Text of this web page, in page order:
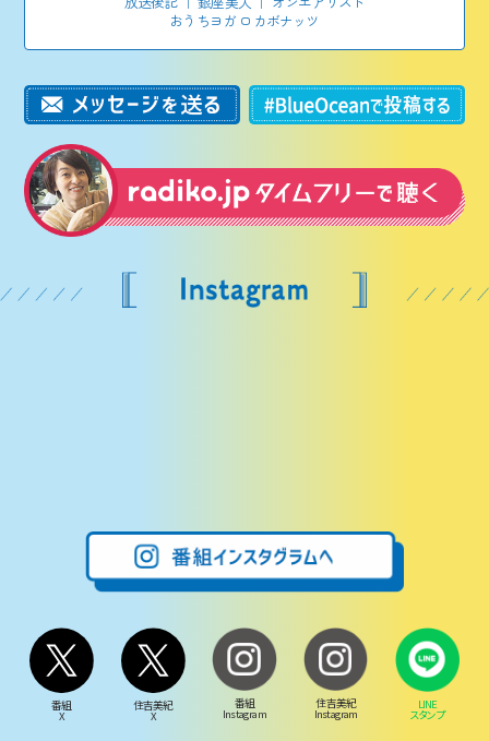
おうちヨガ ロカボナッツ
番組
X
住吉美紀
X
番組
Instagram
住吉美紀
Instagram
LINE
スタンプ